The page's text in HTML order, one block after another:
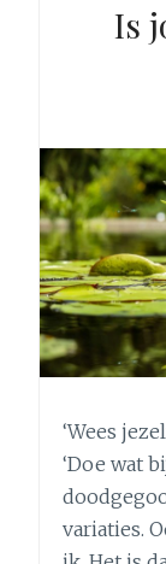
Is
‘Wees
‘Doe wat
variaties.